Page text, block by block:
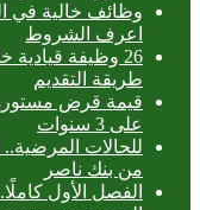
وظائف خالية في
اعرف الشروط
26 وظيفة
طريقة التقديم
قيمة قرض مستورة
على 3 سنوات
للحالات
من بنك ناصر
الفصل الأول